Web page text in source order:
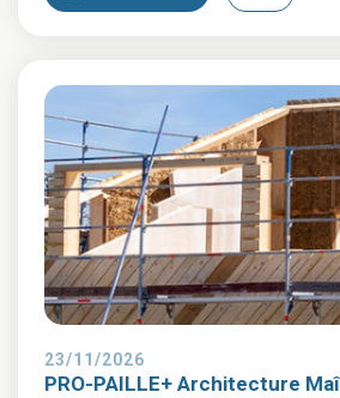
23/11/2026
PRO-PAILLE+ Architecture